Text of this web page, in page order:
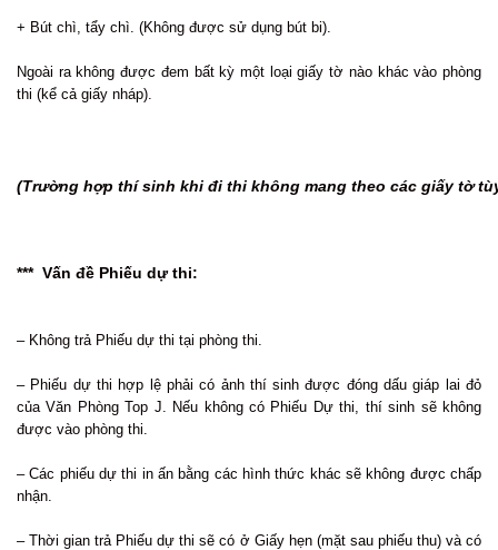
+ Bút chì, tẩy chì. (Không được sử dụng bút bi).
Ngoài ra không được đem bất kỳ một loại giấy tờ nào khác vào phòng
thi (kể cả giấy nháp).
(Trường hợp thí sinh khi đi thi không mang theo các giấy tờ
*** Vấn đề Phiếu dự thi:
– Không trả Phiếu dự thi tại phòng thi.
– Phiếu dự thi hợp lệ phải có ảnh thí sinh được đóng dấu giáp lai đỏ
của Văn Phòng Top J. Nếu không có Phiếu Dự thi, thí sinh sẽ không
được vào phòng thi.
– Các phiếu dự thi in ấn bằng các hình thức khác sẽ không được chấp
nhận.
– Thời gian trả Phiếu dự thi sẽ có ở Giấy hẹn (mặt sau phiếu thu) và có